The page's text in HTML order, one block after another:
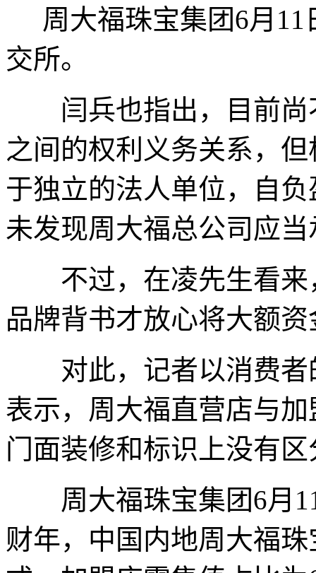
周大福珠宝集团6月
交所。
闫兵也指出，目前尚
之间的权利义务关系，
于独立的法人单位，自
未发现周大福总公司应
不过，在凌先生看来
品牌背书才放心将大额
对此，记者以消费者
表示，周大福直营店与
门面装修和标识上没有区
周大福珠宝集团6月11
财年，中国内地周大福